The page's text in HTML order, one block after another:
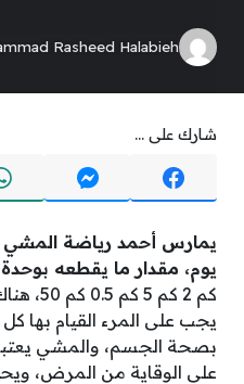
Rasheed Halabieh
شارك على ...
يوم، مقدار ما يقطعه بوحدة km
كم 2 كم
يجب على المرء القيام بها
بصحة الجسم، والمشي
على الوقاية من المرض،